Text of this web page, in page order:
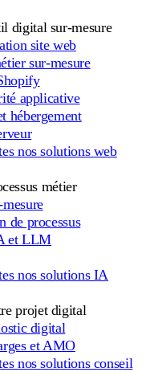
digital sur-mesure
site web
sur-mesure
applicative
hébergement
nos solutions web
métier
de processus
et LLM
nos solutions IA
projet digital
digital
et AMO
nos solutions conseil